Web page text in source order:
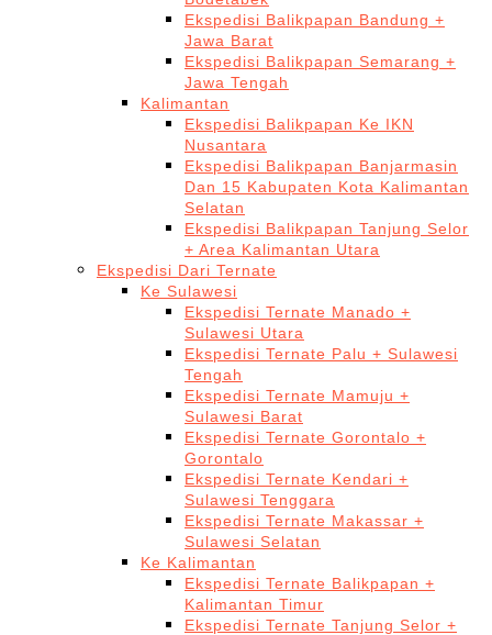
Ekspedisi Balikpapan Bandung +
Jawa Barat
Ekspedisi Balikpapan Semarang +
Jawa Tengah
Kalimantan
Ekspedisi Balikpapan Ke IKN
Nusantara
Ekspedisi Balikpapan Banjarmasin
Dan 15 Kabupaten Kota Kalimantan
Selatan
Ekspedisi Balikpapan Tanjung Selor
+ Area Kalimantan Utara
Ekspedisi Dari Ternate
Ke Sulawesi
Ekspedisi Ternate Manado +
Sulawesi Utara
Ekspedisi Ternate Palu + Sulawesi
Tengah
Ekspedisi Ternate Mamuju +
Sulawesi Barat
Ekspedisi Ternate Gorontalo +
Gorontalo
Ekspedisi Ternate Kendari +
Sulawesi Tenggara
Ekspedisi Ternate Makassar +
Sulawesi Selatan
Ke Kalimantan
Ekspedisi Ternate Balikpapan +
Kalimantan Timur
Ekspedisi Ternate Tanjung Selor +